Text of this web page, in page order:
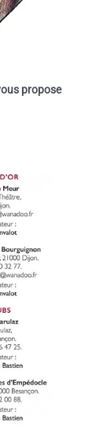
propose